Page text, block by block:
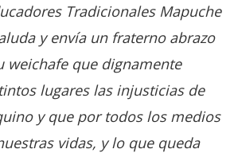
Tradicionales Mapuche
y envía un fraterno abrazo
weichafe que dignamente
lugares las injusticias de
y que por todos los medios
vidas, y lo que queda